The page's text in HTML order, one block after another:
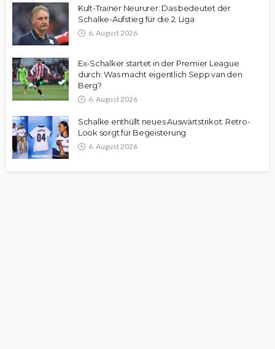
Kult-Trainer Neururer: Das bedeutet der
Schalke-Aufstieg für die 2. Liga
6. August 2026
Ex-Schalker startet in der Premier League
durch: Was macht eigentlich Sepp van den
Berg?
6. August 2026
Schalke enthüllt neues Auswärtstrikot: Retro-
Look sorgt für Begeisterung
6. August 2026